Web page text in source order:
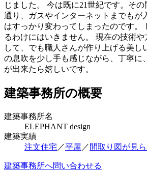
じました。 今は既に21世紀です。そ
通り、ガスやインターネットまでもが
はすっかり変わってしまったのです。
るわけにはいきません。 現在の技術や
して、でも職人さんが作り上げる美し
の息吹を少し手も感じながら、丁寧に
が出来たら嬉しいです。
建築事務所の概要
建築事務所名
ELEPHANT design
建築実績
注文住宅 ／平屋 ／ 間取り図が見
建築事務所へ問い合わせる